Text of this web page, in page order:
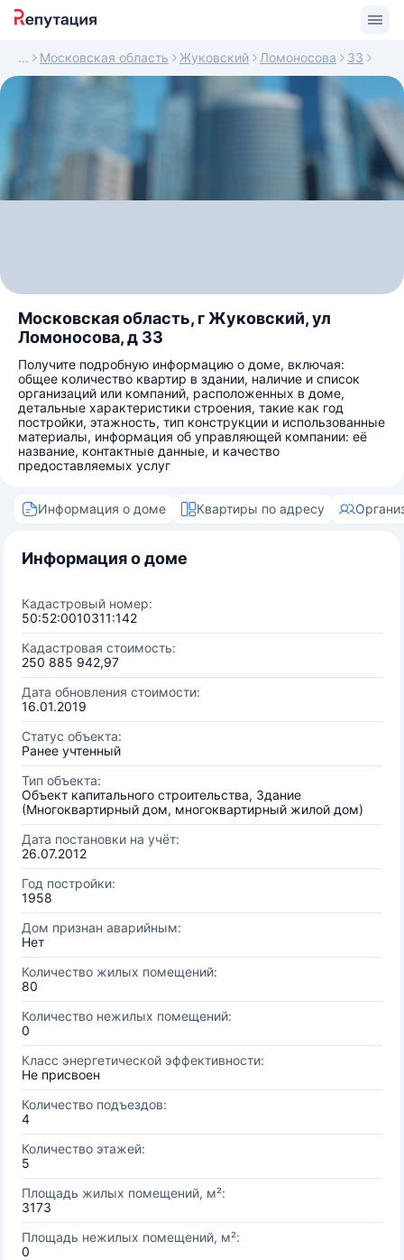
Московская область Жуковский Ломоносова 33
Московская область, г Жуковский, ул
Ломоносова, д 33
Получите подробную информацию о доме, включая:
общее количество квартир в здании, наличие и список
организаций или компаний, расположенных в доме,
детальные характеристики строения, такие как год
постройки, этажность, тип конструкции и использованные
материалы, информация об управляющей компании: её
название, контактные данные, и качество
предоставляемых услуг
Информация о доме Квартиры по адресу
Информация о доме
Кадастровый номер:
50:52:0010311:142
Кадастровая стоимость:
250 885 942,97
Дата обновления стоимости:
16.01.2019
Статус объекта:
Ранее учтенный
Тип объекта:
Объект капитального строительства, Здание
(Многоквартирный дом, многоквартирный жилой дом)
Дата постановки на учёт:
26.07.2012
Год постройки:
1958
Дом признан аварийным:
Нет
Количество жилых помещений:
80
Количество нежилых помещений:
0
Класс энергетической эффективности:
Не присвоен
Количество подъездов:
4
Количество этажей:
5
Площадь жилых помещений, м²:
3173
Площадь нежилых помещений, м²:
0